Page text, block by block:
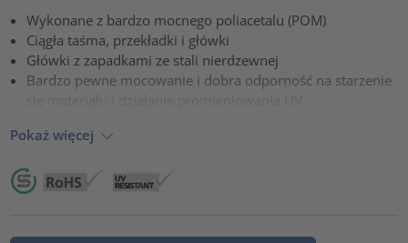
Wykonane z bardzo mocnego poliacetalu (POM)
Ciągła taśma, przekładki i główki
Główki z zapadkami ze stali nierdzewnej
Bardzo pewne mocowanie i dobra odporność na starzenie
Pokaż więcej